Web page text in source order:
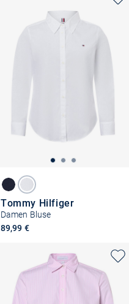
Tommy Hilfiger
Damen Bluse
89,99 €